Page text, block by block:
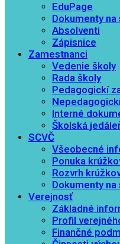
EduPage
Dokumenty na
Absolventi
Zápisnice
Zamestnanci
Vedenie školy
Rada školy
Pedagogickí
Interné
Školská
SCVČ
Všeobecné
Ponuka
Rozvrh
Dokumenty na
Verejnosť
Základné
Profil
Finančné